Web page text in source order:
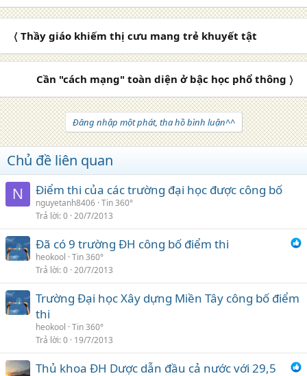
〈 Thầy giáo khiếm thị cưu mang trẻ khuyết tật
Cần "cách mạng" toàn diện ở bậc học phổ thông 〉
Đăng nhập một phát, tha hồ bình luận^^
Chủ đề liên quan
N Điểm thi của các trường đại học được công bố
nguyetanh8406 Tin 360°
Trả lời 0 20/7/2013
Đã có 9 trường ĐH công bố điểm thi
heokool Tin 360°
Trả lời 0 20/7/2013
Trường Đại học Xây dựng Miền Tây công bố điểm
thi
heokool Tin 360°
Trả lời 0 19/7/2013
Thủ khoa ĐH Dược dẫn đầu cả nước với 29,5